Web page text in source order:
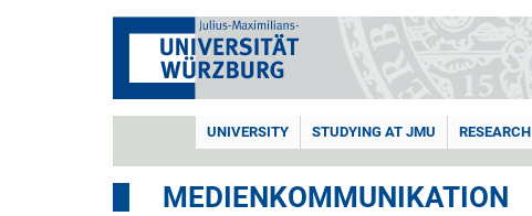
UNIVERSITY STUDYING AT JMU RESEARCH
MEDIENKOMMUNIKATION